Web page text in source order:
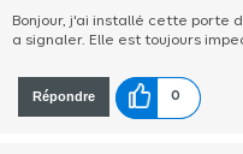
Bonjour, j'ai installé cette porte
a signaler. Elle est toujours
Répondre 0